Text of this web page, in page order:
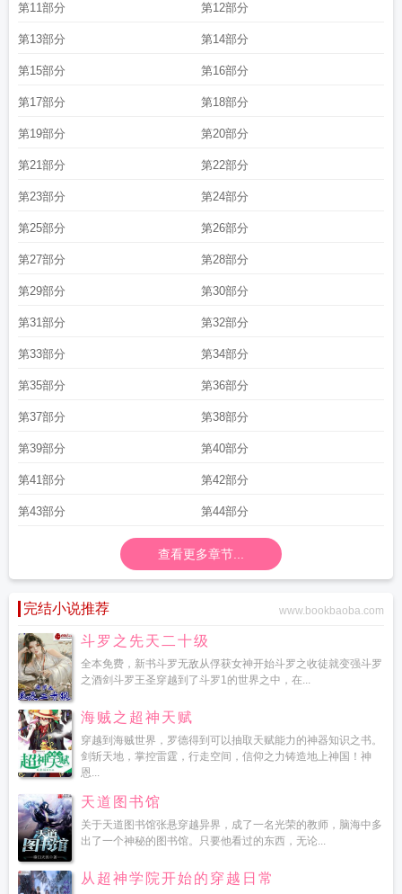
第11部分 第12部分
第13部分 第14部分
第15部分 第16部分
第17部分 第18部分
第19部分 第20部分
第21部分 第22部分
第23部分 第24部分
第25部分 第26部分
第27部分 第28部分
第29部分 第30部分
第31部分 第32部分
第33部分 第34部分
第35部分 第36部分
第37部分 第38部分
第39部分 第40部分
第41部分 第42部分
第43部分 第44部分
查看更多章节...
完结小说推荐 www.bookbaoba.com
斗罗之先天二十级
全本免费，新书斗罗无敌从俘获女神开始斗罗之收徒就变强斗罗
之酒剑斗罗王圣穿越到了斗罗1的世界之中，在...
海贼之超神天赋
穿越到海贼世界，罗德得到可以抽取天赋能力的神器知识之书。
剑斩天地，掌控雷霆，行走空间，信仰之力铸造地上神国！神
恩...
天道图书馆
关于天道图书馆张悬穿越异界，成了一名光荣的教师，脑海中多
出了一个神秘的图书馆。只要他看过的东西，无论...
从超神学院开始的穿越日常